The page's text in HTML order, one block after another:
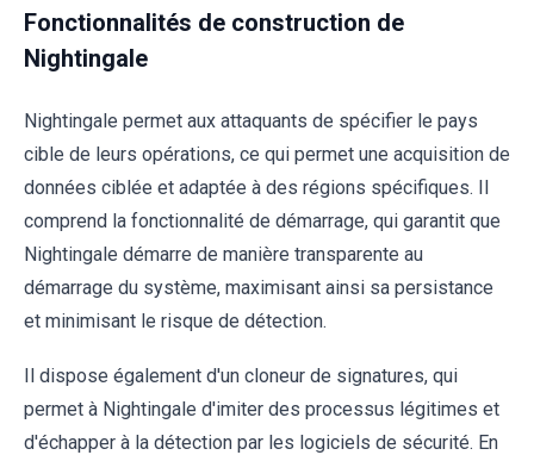
Fonctionnalités de construction de
Nightingale
Nightingale permet aux attaquants de spécifier le pays
cible de leurs opérations, ce qui permet une acquisition de
données ciblée et adaptée à des régions spécifiques. Il
comprend la fonctionnalité de démarrage, qui garantit que
Nightingale démarre de manière transparente au
démarrage du système, maximisant ainsi sa persistance
et minimisant le risque de détection.
Il dispose également d'un cloneur de signatures, qui
permet à Nightingale d'imiter des processus légitimes et
d'échapper à la détection par les logiciels de sécurité. En